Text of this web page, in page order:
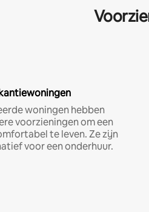
woningen hebben
voorzieningen om een
te leven. Ze zijn
voor een onderhuur.